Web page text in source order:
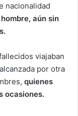
nacionalidad
aún sin
viajaban
por otra
quienes
ocasiones.